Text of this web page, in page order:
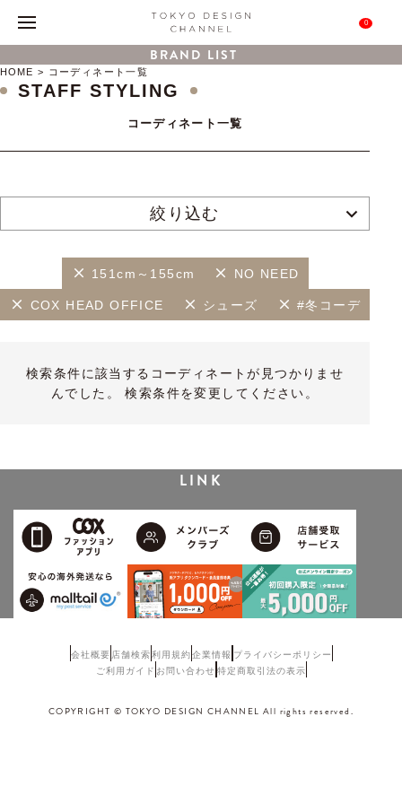
0
BRAND LIST
HOME コーディネート一覧
STAFF STYLING
コーディネート一覧
絞り込む
151cm～155cm NO NEED
COX HEAD OFFICE シューズ #冬コーデ
検索条件に該当するコーディネートが見つかりませ
んでした。 検索条件を変更してください。
LINK
会社概要 店舗検索利用規約企業情報 プライバシーポリシー
ご利用ガイド お問い合わせ 特定商取引法の表示
COPYRIGHT © TOKYO DESIGN CHANNEL All rights reserved.